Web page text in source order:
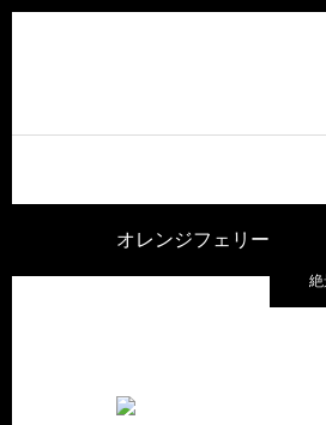
オレンジフェリー